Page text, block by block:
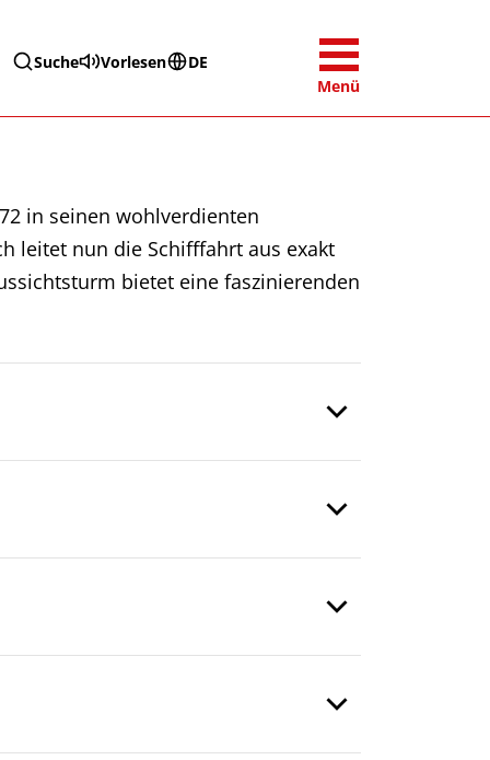
Suche Vorlesen
DE
Menü
in seinen wohlverdienten
leitet nun die Schifffahrt aus exakt
bietet eine faszinierenden